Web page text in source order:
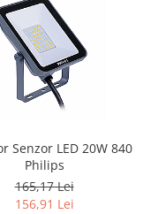
Senzor LED 20W 840
Philips
165,17 Lei
156,91 Lei